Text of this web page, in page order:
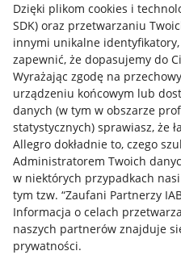
Dzięki plikom cookies i
SDK) oraz przetwarzaniu
innymi unikalne
zapewnić, że dopasujemy do
Wyrażając zgodę na
urządzeniu końcowym lub
danych (w tym w obszarze
statystycznych) sprawiasz, że
Allegro dokładnie to, czego
Administratorem Twoich
w niektórych przypadkach
tym tzw. “Zaufani Partnerzy
Informacja o celach
naszych partnerów znajduje
prywatności.
Przydatne informacje
Jak to działa
Napisz do nas